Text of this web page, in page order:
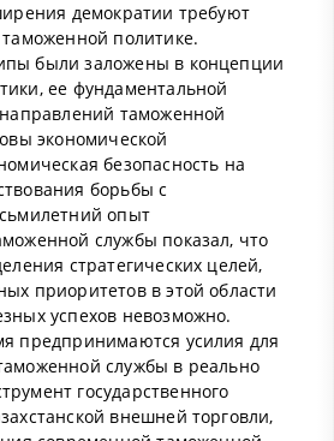
демократии требуют
политике.
были заложены в концепции
ее фундаментальной
таможенной
экономической
безопасность на
борьбы с
опыт
службы показал, что
стратегических целей,
приоритетов в этой области
успехов невозможно.
предпринимаются усилия для
службы в реально
государственного
внешней торговли,